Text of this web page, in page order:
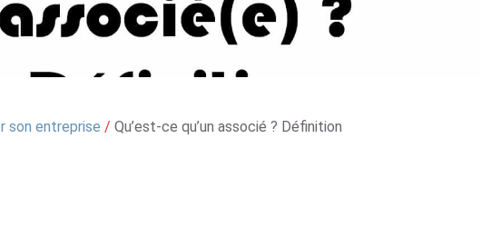
son entreprise / Qu’est-ce qu’un associé ? Définition